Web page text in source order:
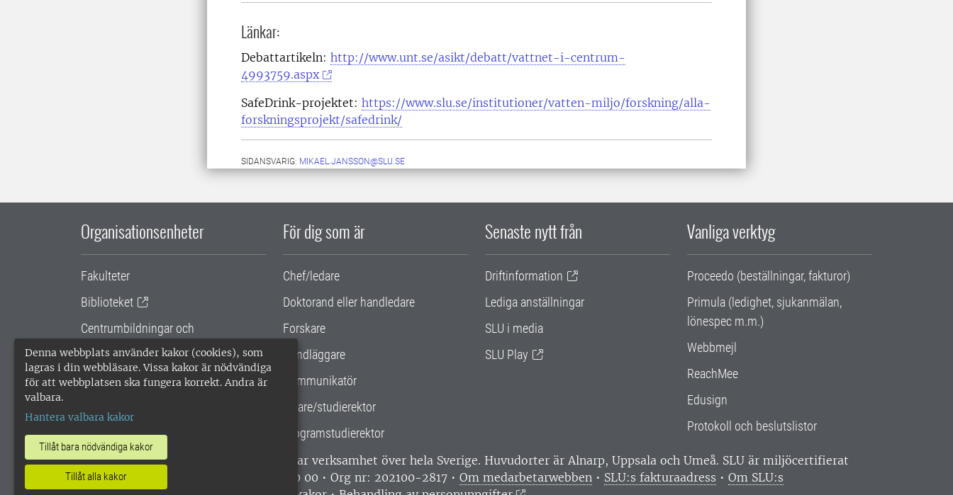
Denna webbplats använder kakor (cookies), som
lagras i din webbläsare. Vissa kakor är nödvändiga
för att webbplatsen ska fungera korrekt. Andra är
valbara.
Hantera valbara kakor
Tillåt bara nödvändiga kakor
Tillåt alla kakor
Länkar:
Debattartikeln: http://www.unt.se/asikt/debatt/vattnet-i-centrum-
4993759.aspx
SafeDrink-projektet: https://www.slu.se/institutioner/vatten-miljo/forskning/alla-
forskningsprojekt/safedrink/
SIDANSVARIG: MIKAEL.JANSSON@SLU.SE
Organisationsenheter
Fakulteter
Biblioteket
Centrumbildningar och
samarbetsprojekt
Gemensamma verksamhetsstödet
För dig som är
Chef/ledare
Doktorand eller handledare
Forskare
Handläggare
Kommunikatör
Lärare/studierektor
Programstudierektor
Senaste nytt från
Driftinformation
Lediga anställningar
SLU i media
SLU Play
Vanliga verktyg
Proceedo (beställningar, fakturor)
Primula (ledighet, sjukanmälan,
lönespec m.m.)
Webbmejl
ReachMee
Edusign
Protokoll och beslutslistor
SLU, Sveriges lantbruksuniversitet, har verksamhet över hela Sverige. Huvudorter är Alnarp, Uppsala och Umeå. SLU är miljöcertifierat
enligt ISO 14001. •
Telefon: 018-67 10 00 • Org nr: 202100-2817 • Om medarbetarwebben • SLU:s fakturaadress • Om SLU:s